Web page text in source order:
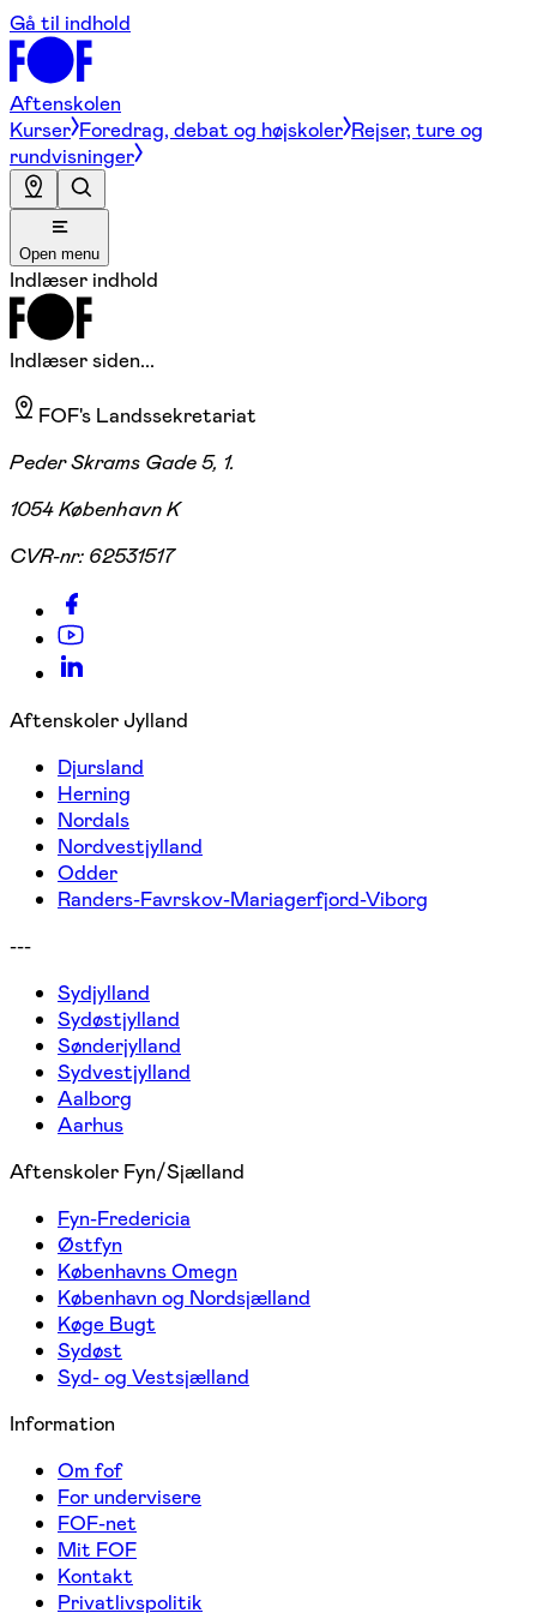
Gå til indhold
Aftenskolen
Kurser Foredrag, debat og højskoler Rejser, ture og
rundvisninger
Open menu
Indlæser indhold
Indlæser siden...
FOF's Landssekretariat
Peder Skrams Gade 5, 1.
1054 København K
CVR-nr: 62531517
Aftenskoler Jylland
Djursland
Herning
Nordals
Nordvestjylland
Odder
Randers-Favrskov-Mariagerfjord-Viborg
---
Sydjylland
Sydøstjylland
Sønderjylland
Sydvestjylland
Aalborg
Aarhus
Aftenskoler Fyn/Sjælland
Fyn-Fredericia
Østfyn
Københavns Omegn
København og Nordsjælland
Køge Bugt
Sydøst
Syd- og Vestsjælland
Information
Om fof
For undervisere
FOF-net
Mit FOF
Kontakt
Privatlivspolitik